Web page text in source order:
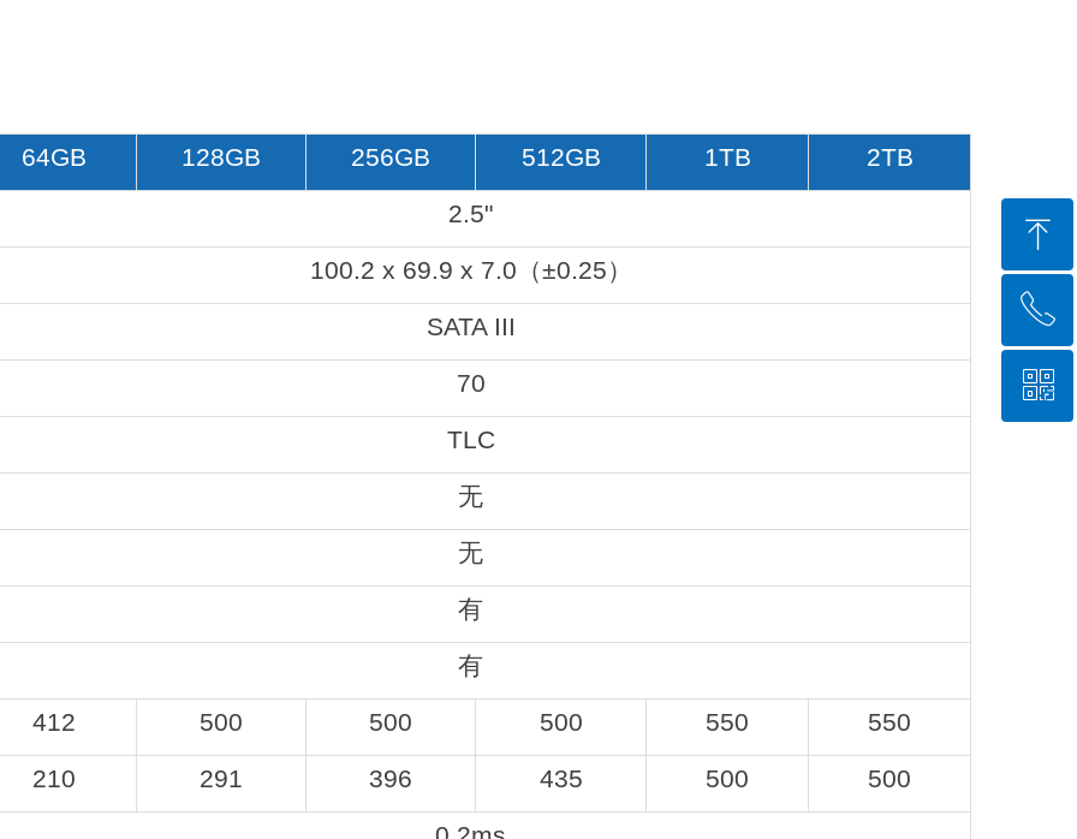
64GB 128GB 256GB 512GB 1TB
2TB
2.5"
100.2 x 69.9 x 7.0（±0.25）
SATA III
70
TLC
无
无
有
有
412
500 500 500 550
550
210
291 396 435 500
500
ꁸ
回到顶部
ꂅ
400-088-5680
ꀥ